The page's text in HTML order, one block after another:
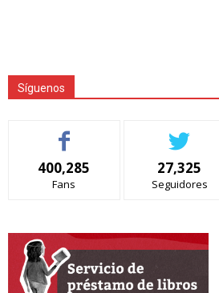
Síguenos
400,285
Fans
27,325
Seguidores